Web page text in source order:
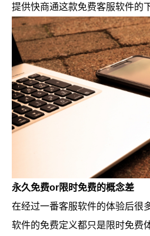
提供快商通这款免费客服软件的
永久免费or限时免费的概念差
在经过一番客服软件的体验后很
软件的免费定义都只是限时免费